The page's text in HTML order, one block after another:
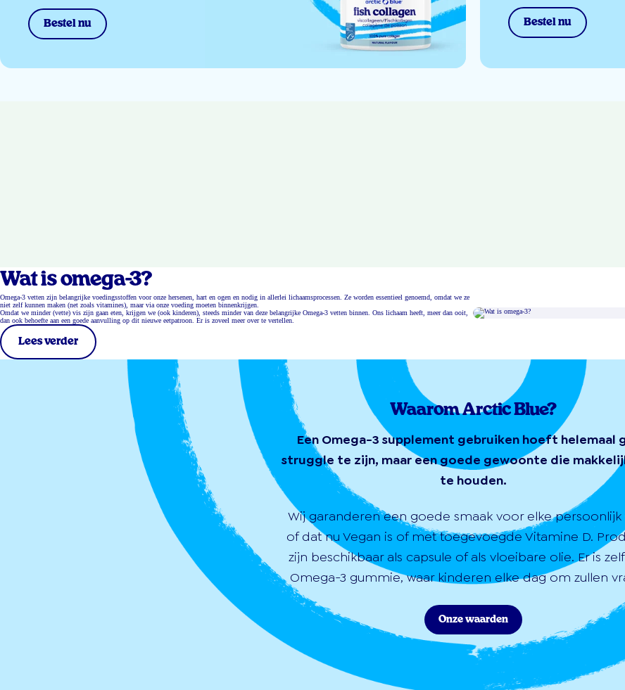
Bestel nu Bestel nu
Wat is omega-3?
Omega-3 vetten zijn belangrijke voedingsstoffen voor onze hersenen, hart en ogen en nodig in allerlei lichaamsprocessen. Ze worden essentieel genoemd, omdat we ze
niet zelf kunnen maken (net zoals vitamines), maar via onze voeding moeten binnenkrijgen.
Omdat we minder (vette) vis zijn gaan eten, krijgen we (ook kinderen), steeds minder van deze belangrijke Omega-3 vetten binnen. Ons lichaam heeft, meer dan ooit,
dan ook behoefte aan een goede aanvulling op dit nieuwe eetpatroon. Er is zoveel meer over te vertellen.
Lees verder
Waarom Arctic Blue?
Een Omega-3 supplement gebruiken hoeft helemaal
struggle te zijn, maar een goede gewoonte die
te houden.
Wij garanderen een goede smaak voor elke persoonlijk
of dat nu Vegan is of met toegevoegde Vitamine D.
zijn beschikbaar als capsule of als vloeibare olie. Er is
Omega-3 gummie, waar kinderen elke dag om zullen
Onze waarden